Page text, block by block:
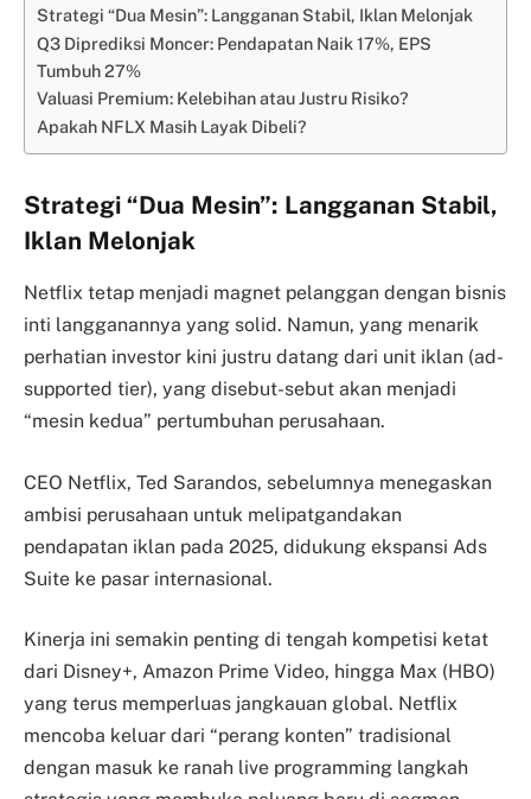
Strategi “Dua Mesin”: Langganan Stabil, Iklan Melonjak
Q3 Diprediksi Moncer: Pendapatan Naik 17%, EPS
Tumbuh 27%
Valuasi Premium: Kelebihan atau Justru Risiko?
Apakah NFLX Masih Layak Dibeli?
Strategi “Dua Mesin”: Langganan Stabil,
Iklan Melonjak
Netflix tetap menjadi magnet pelanggan dengan bisnis
inti langganannya yang solid. Namun, yang menarik
perhatian investor kini justru datang dari unit iklan (ad-
supported tier), yang disebut-sebut akan menjadi
“mesin kedua” pertumbuhan perusahaan.
CEO Netflix, Ted Sarandos, sebelumnya menegaskan
ambisi perusahaan untuk melipatgandakan
pendapatan iklan pada 2025, didukung ekspansi Ads
Suite ke pasar internasional.
Kinerja ini semakin penting di tengah kompetisi ketat
dari Disney+, Amazon Prime Video, hingga Max (HBO)
yang terus memperluas jangkauan global. Netflix
mencoba keluar dari “perang konten” tradisional
dengan masuk ke ranah live programming langkah